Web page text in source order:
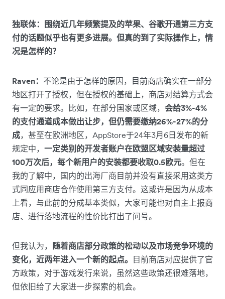
独联体：围绕近几年频繁提及的苹果、谷歌开通第三方支
付的话题似乎也有更多进展。但真的到了实际操作上，情
况是怎样的？
Raven： 不论是由于怎样的原因，目前商店确实在一部分
地区打开了授权，但在授权的基础上，商店对结算方式会
有一定的要求。比如，在部分国家或区域， 会给3%-4%
的支付通道成本做出让步，但仍需要缴纳26%-27%的分
成，甚至在欧洲地区，AppStore于24年3月6日发布的新
规定中， 一定类别的开发者账户在欧盟区域安装量超过
100万次后，每个新用户的安装都要收取0.5欧元。但在
我的了解中，国内的出海厂商目前并没有直接采用这类方
式同应用商店合作使用第三方支付。这或许是因为从成本
上看，与此前的分成基本类似，大家可能也对自主上报商
店、进行落地流程的性价比打出了问号。
但我认为， 随着商店部分政策的松动以及市场竞争环境的
变化，近两年进入一个新的起点。 目前商店对应提供了官
方政策，对于游戏发行来说，虽然这些政策还很难落地，
但依旧给了大家进一步探索的机会。